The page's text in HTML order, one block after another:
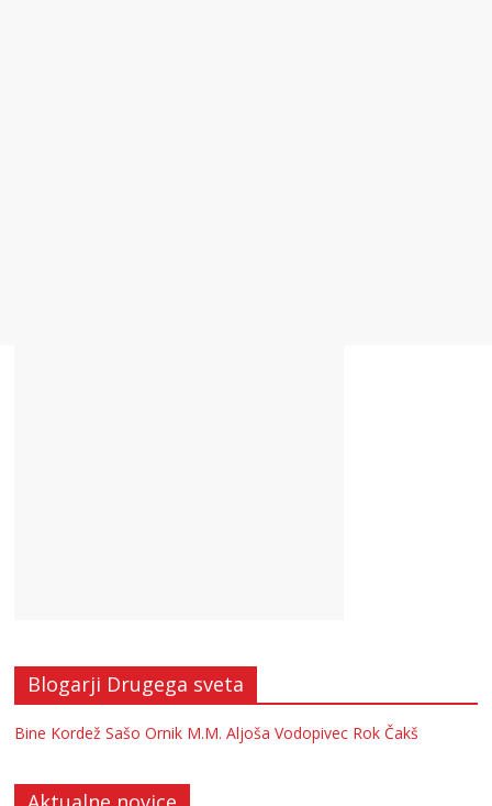
Blogarji Drugega sveta
Bine Kordež Sašo Ornik M.M. Aljoša Vodopivec Rok Čakš